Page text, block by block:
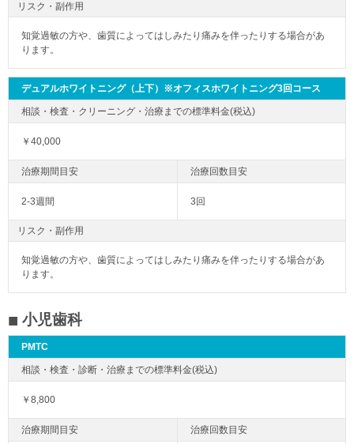
リスク・副作用
知覚過敏の方や、歯質によってはしみたり痛みを伴ったりする場合があ
ります。
デュアルホワイトニング（上下）※オフィスホワイトニング3回コース
￥40,000
2-3週間 3回
リスク・副作用
知覚過敏の方や、歯質によってはしみたり痛みを伴ったりする場合があ
ります。
小児歯科
PMTC
￥8,800